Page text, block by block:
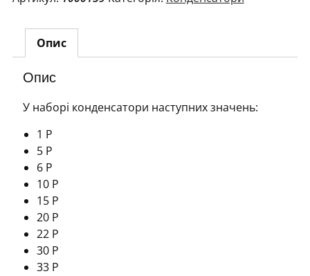
10шт
Опис
Опис
У наборі конденсатори наступних значень:
1 P
5 P
6 P
10 P
15 P
20 P
22 P
30 P
33 P